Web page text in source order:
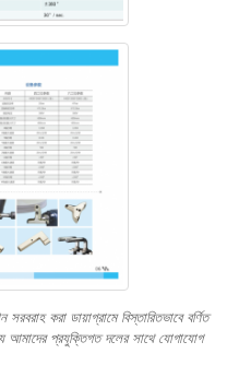
করা ডায়াগ্রামে বিস্তারিতভাবে বর্ণিত
আমাদের প্রযুক্তিগত দলের সাথে যোগাযোগ